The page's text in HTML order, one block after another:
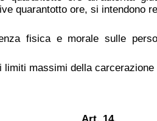
quarantotto ore, si intendono
fisica e morale sulle
limiti massimi della carcerazione